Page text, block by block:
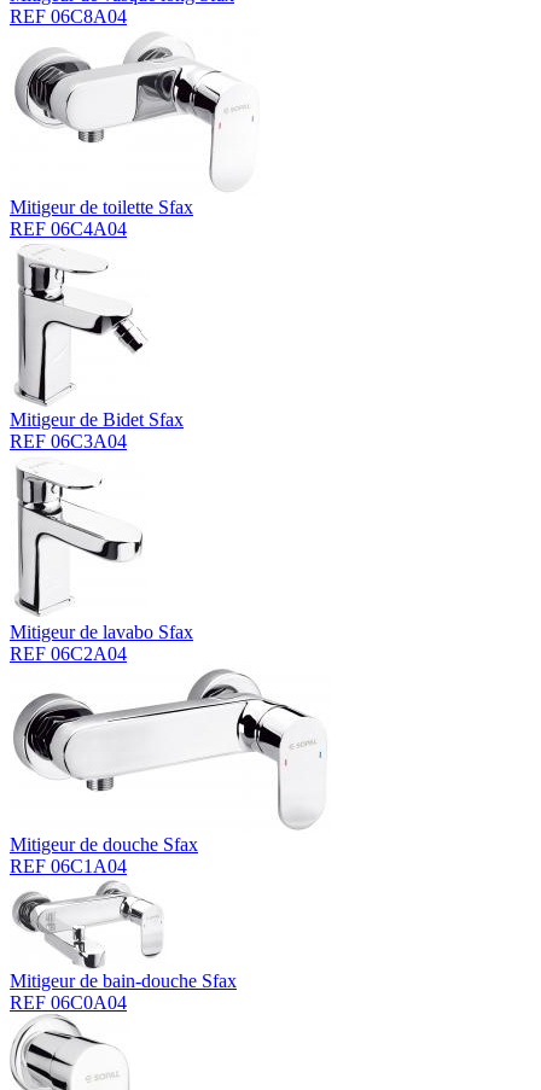
REF 06C8A04
Mitigeur de toilette Sfax
REF 06C4A04
Mitigeur de Bidet Sfax
REF 06C3A04
Mitigeur de lavabo Sfax
REF 06C2A04
Mitigeur de douche Sfax
REF 06C1A04
Mitigeur de bain-douche Sfax
REF 06C0A04